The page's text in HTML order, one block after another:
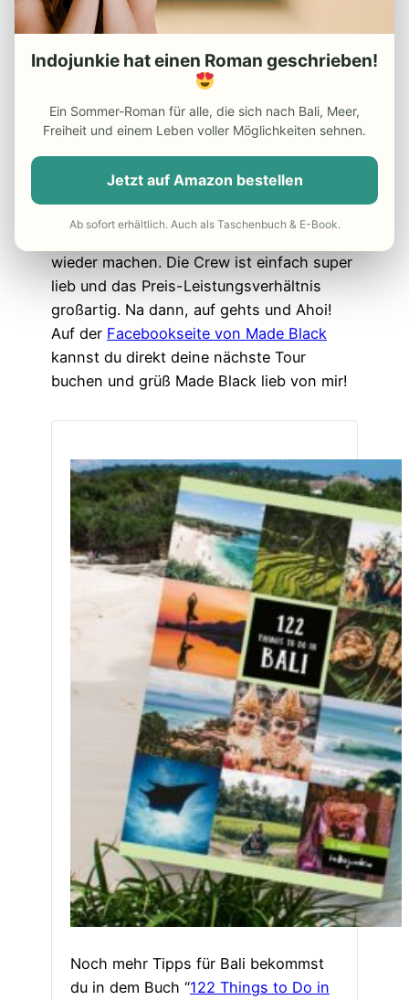
Cruise interessiert bist, kannst du mit
Made Black auch einen Angelausflug
machen. Hier bist du 5-6 Stunden auf dem
Meer unterwegs. Made Black nimmt nie
mehr als 4 Personen mit auf seine
Angeltouren, da sich sonst die Schnüre zu
sehr verheddern.
Ich kann die Fahrt mit der Black Pearl
wieder machen. Die Crew ist einfach super
lieb und das Preis-Leistungsverhältnis
großartig. Na dann, auf gehts und Ahoi!
Auf der Facebookseite von Made Black
kannst du direkt deine nächste Tour
buchen und grüß Made Black lieb von mir!
Noch mehr Tipps für Bali bekommst
du in dem Buch “122 Things to Do in
Indojunkie hat einen Roman geschrieben!
Ein Sommer-Roman für alle, die sich nach Bali, Meer,
Freiheit und einem Leben voller Möglichkeiten sehnen.
Jetzt auf Amazon bestellen
Ab sofort erhältlich. Auch als Taschenbuch & E-Book.